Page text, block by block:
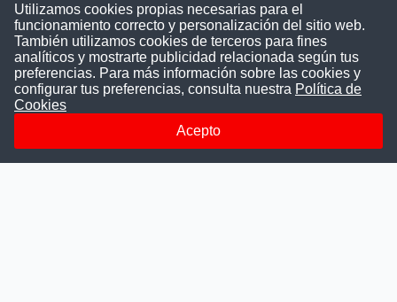
Convocatoriasdetrabajo.com
ConvocatoriasDeTrabajo.com es una plataforma informativa
la difusión y transparencia de los concursos públicos, además
ayudamos a las instituciones a encontrar a los mejores
talentos. A nuestros usuarios le brindamos en un solo lugar
Utilizamos cookies propias necesarias para el
funcionamiento correcto y personalización del sitio web.
También utilizamos cookies de terceros para fines
analíticos y mostrarte publicidad relacionada según tus
preferencias. Para más información sobre las cookies y
configurar tus preferencias, consulta nuestra Política de
Cookies
Acepto